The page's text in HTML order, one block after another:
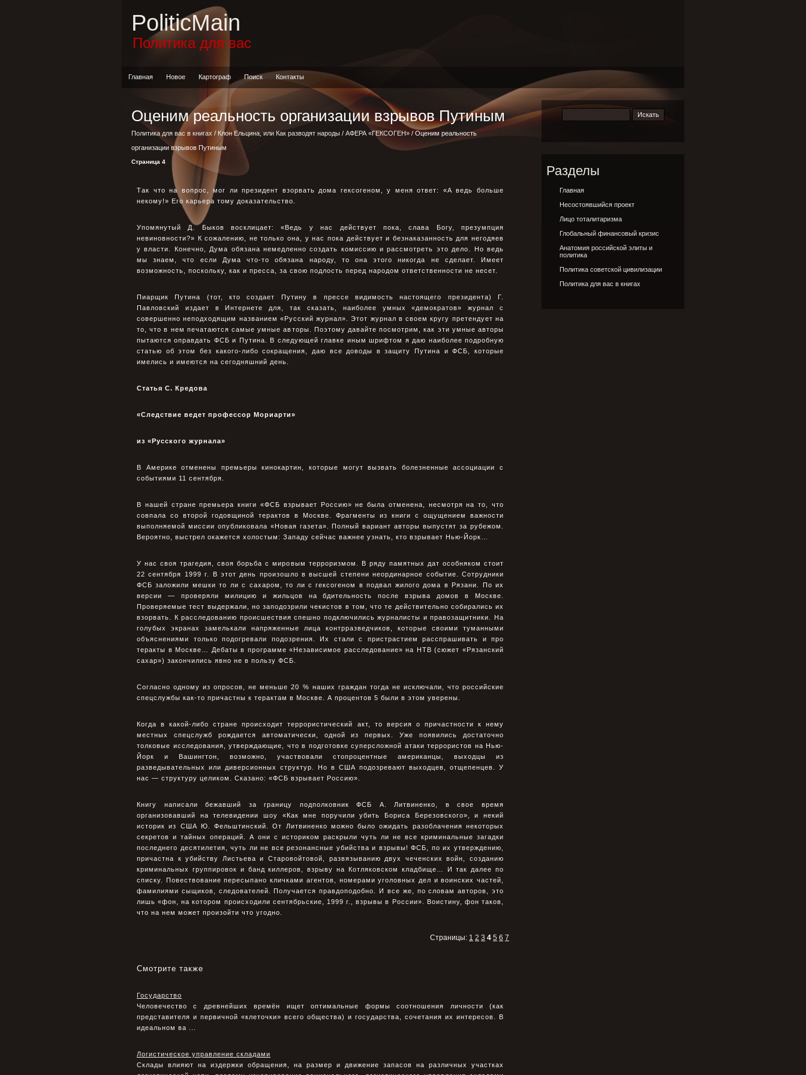
PoliticMain
Политика для вас
Главная Новое Картограф Поиск Контакты
Оценим реальность организации взрывов Путиным
Политика для вас в книгах / Клон Ельцина, или Как разводят народы / АФЕРА «ГЕКСОГЕН»/ Оценим реальность
организации взрывов Путиным
Страница 4
Так что на вопрос, мог ли президент взорвать дома гексогеном, у меня ответ: «А ведь больше
некому!» Его карьера тому доказательство.
Упомянутый Д. Быков восклицает: «Ведь у нас действует пока, слава Богу, презумпция
невиновности?» К сожалению, не только она, у нас пока действует и безнаказанность для негодяев
у власти. Конечно, Дума обязана немедленно создать комиссию и рассмотреть это дело. Но ведь
мы знаем, что если Дума что-то обязана народу, то она этого никогда не сделает. Имеет
возможность, поскольку, как и пресса, за свою подлость перед народом ответственности не несет.
Пиарщик Путина (тот, кто создает Путину в прессе видимость настоящего президента) Г.
Павловский издает в Интернете для, так сказать, наиболее умных «демократов» журнал с
совершенно неподходящим названием «Русский журнал». Этот журнал в своем кругу претендует на
то, что в нем печатаются самые умные авторы. Поэтому давайте посмотрим, как эти умные авторы
пытаются оправдать ФСБ и Путина. В следующей главке иным шрифтом я даю наиболее подробную
статью об этом без какого-либо сокращения, даю все доводы в защиту Путина и ФСБ, которые
имелись и имеются на сегодняшний день.
Статья С. Кредова
«Следствие ведет профессор Мориарти»
из «Русского журнала»
В Америке отменены премьеры кинокартин, которые могут вызвать болезненные ассоциации с
событиями 11 сентября.
В нашей стране премьера книги «ФСБ взрывает Россию» не была отменена, несмотря на то, что
совпала со второй годовщиной терактов в Москве. Фрагменты из книги с ощущением важности
выполняемой миссии опубликовала «Новая газета». Полный вариант авторы выпустят за рубежом.
Вероятно, выстрел окажется холостым: Западу сейчас важнее узнать, кто взрывает Нью-Йорк…
У нас своя трагедия, своя борьба с мировым терроризмом. В ряду памятных дат особняком стоит
22 сентября 1999 г. В этот день произошло в высшей степени неординарное событие. Сотрудники
ФСБ заложили мешки то ли с сахаром, то ли с гексогеном в подвал жилого дома в Рязани. По их
версии — проверяли милицию и жильцов на бдительность после взрыва домов в Москве.
Проверяемые тест выдержали, но заподозрили чекистов в том, что те действительно собирались их
взорвать. К расследованию происшествия спешно подключились журналисты и правозащитники. На
голубых экранах замелькали напряженные лица контрразведчиков, которые своими туманными
объяснениями только подогревали подозрения. Их стали с пристрастием расспрашивать и про
теракты в Москве… Дебаты в программе «Независимое расследование» на НТВ (сюжет «Рязанский
сахар») закончились явно не в пользу ФСБ.
Согласно одному из опросов, не меньше 20 % наших граждан тогда не исключали, что российские
спецслужбы как-то причастны к терактам в Москве. А процентов 5 были в этом уверены.
Когда в какой-либо стране происходит террористический акт, то версия о причастности к нему
местных спецслужб рождается автоматически, одной из первых. Уже появились достаточно
толковые исследования, утверждающие, что в подготовке суперсложной атаки террористов на Нью-
Йорк и Вашингтон, возможно, участвовали стопроцентные американцы, выходцы из
разведывательных или диверсионных структур. Но в США подозревают выходцев, отщепенцев. У
нас — структуру целиком. Сказано: «ФСБ взрывает Россию».
Книгу написали бежавший за границу подполковник ФСБ А. Литвиненко, в свое время
организовавший на телевидении шоу «Как мне поручили убить Бориса Березовского», и некий
историк из США Ю. Фельштинский. От Литвиненко можно было ожидать разоблачения некоторых
секретов и тайных операций. А они с историком раскрыли чуть ли не все криминальные загадки
последнего десятилетия, чуть ли не все резонансные убийства и взрывы! ФСБ, по их утверждению,
причастна к убийству Листьева и Старовойтовой, развязыванию двух чеченских войн, созданию
криминальных группировок и банд киллеров, взрыву на Котляковском кладбище… И так далее по
списку. Повествование пересыпано кличками агентов, номерами уголовных дел и воинских частей,
фамилиями сыщиков, следователей. Получается правдоподобно. И все же, по словам авторов, это
лишь «фон, на котором происходили сентябрьские, 1999 г., взрывы в России». Воистину, фон таков,
что на нем может произойти что угодно.
Страницы: 1 2 3 4 5 6 7
Смотрите также
Государство
Человечество с древнейших времён ищет оптимальные формы соотношения личности (как
представителя и первичной «клеточки» всего общества) и государства, сочетания их интере­сов. В
идеальном ва ...
Логистическое управление складами
Склады влияют на издержки обращения, на размер и движение запасов на различных участках
Разделы
Главная
Несостоявшийся проект
Лицо тоталитаризма
Глобальный финансовый кризис
Анатомия российской элиты и
политика
Политика советской цивилизации
Политика для вас в книгах